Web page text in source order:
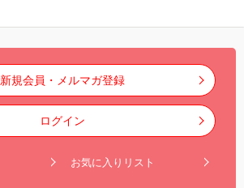
新規会員・メルマガ登録
ログイン
お気に入りリスト